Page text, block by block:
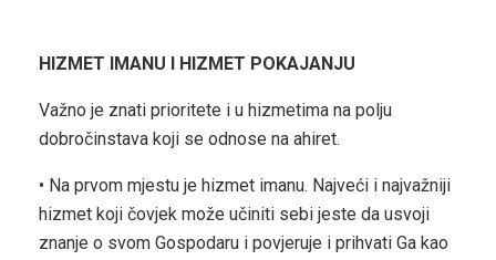
HIZMET IMANU I HIZMET POKAJANJU
Važno je znati prioritete i u hizmetima na polju
dobročinstava koji se odnose na ahiret.
• Na prvom mjestu je hizmet imanu. Najveći i najvažniji
hizmet koji čovjek može učiniti sebi jeste da usvoji
znanje o svom Gospodaru i povjeruje i prihvati Ga kao